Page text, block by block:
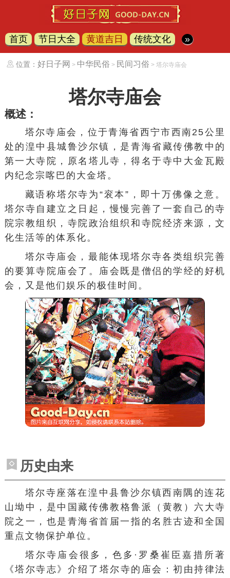
首页 节日大全 黄道吉日 传统文化 »
位置： 好日子网 > 中华民俗 > 民间习俗 > 塔尔寺庙会
塔尔寺庙会
概述：
塔尔寺庙会，位于青海省西宁市西南25公里
处的湟中县城鲁沙尔镇，是青海省藏传佛教 中的
第一大寺院，原名塔儿寺，得名于寺中大金瓦殿
内纪念宗喀巴的大金塔。
藏语称塔尔寺为“衮本”，即十万佛像之意。
塔尔寺自建立之日起，慢慢完善了一套自己的寺
院宗教组织，寺院政治组织和寺院经济来源，文
化生活等的体系化。
塔尔寺庙会，最能体现塔尔寺各类组织完善
的要算寺院庙会了。庙会既是僧侣的学经的好机
会，又是他们娱乐的极佳时间。
历史由来
塔尔寺座落在湟中县鲁沙尔镇西南隅的连花
山坳中，是中国藏传佛教 格鲁派
（黄教）六大寺
院之一，也是青海省首届一指的名胜古迹和全国
重点文物保护单位。
塔尔寺庙会很多，色多·罗桑崔臣嘉措所著
《塔尔寺志 》介绍了塔尔寺的庙会：初由持律法